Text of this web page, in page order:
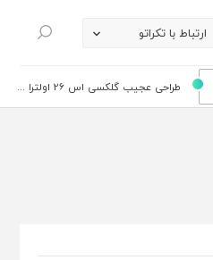
ارتباط با تکراتو
جستجو
طراحی عجیب گلکسی اس 26 اولترا ...